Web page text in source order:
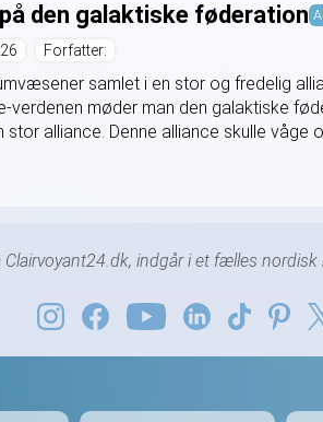
den galaktiske føderation
Forfatter:
samlet i en stor og fredelig
verdenen møder man den galaktiske
stor alliance. Denne alliance skulle våge
indgår i et fælles